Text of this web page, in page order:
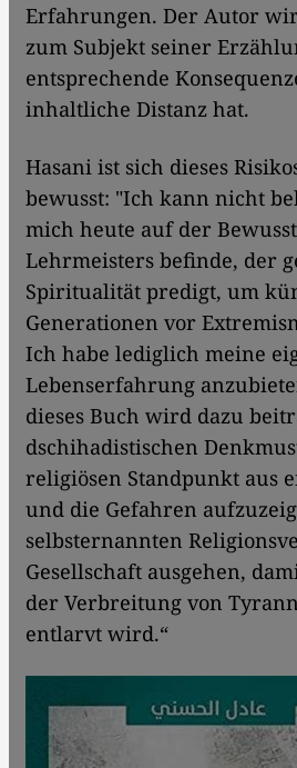
Erfahrungen. Der Autor
zum Subjekt seiner
entsprechende
inhaltliche Distanz hat.
Hasani ist sich dieses
bewusst: "Ich kann nicht
mich heute auf der
Lehrmeisters befinde, der
Spiritualität predigt, um
Generationen vor
Ich habe lediglich meine
Lebenserfahrung
dieses Buch wird dazu
dschihadistischen
religiösen Standpunkt aus
und die Gefahren
selbsternannten
Gesellschaft ausgehen,
der Verbreitung von
entlarvt wird.“